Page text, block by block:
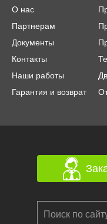
О нас
Партнерам
Документы
Контакты
Наши работы
Гарантия и возврат